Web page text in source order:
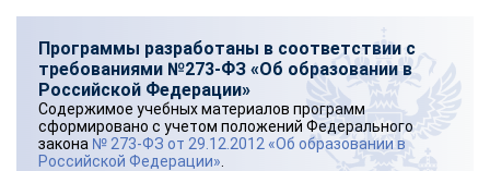
Программы разработаны в соответствии с
требованиями №273-ФЗ «Об образовании в
Российской Федерации»
Содержимое учебных материалов программ
сформировано с учетом положений Федерального
закона № 273-ФЗ от 29.12.2012 «Об образовании в
Российской Федерации»